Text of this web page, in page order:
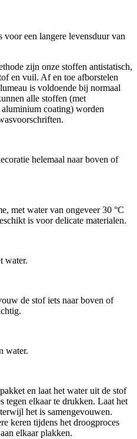
een langere levensduur van
zijn onze stoffen antistatisch,
en vuil. Af en toe afborstelen
is voldoende bij normaal
alle stoffen (met
coating) worden
helemaal naar boven of
met water van ongeveer 30 °C
is voor delicate materialen.
water.
de stof iets naar boven of
water.
en laat het water uit de stof
tegen elkaar te drukken. Laat het
het is samengevouwen.
keren tijdens het droogproces
elkaar plakken.